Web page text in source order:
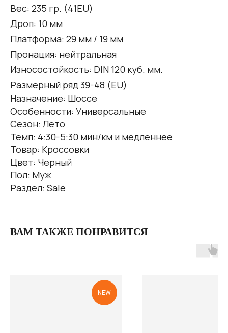
Вес: 235 гр. (41EU)
Дроп: 10 мм
Платформа: 29 мм / 19 мм
Пронация: нейтральная
Износостойкость: DIN 120 куб. мм.
Размерный ряд 39-48 (EU)
Назначение: Шоссе
Особенности: Универсальные
Сезон: Лето
Темп: 4:30-5:30 мин/км и медленнее
Товар: Кроссовки
Цвет: Черный
Пол: Муж
Раздел: Sale
ВАМ ТАКЖЕ ПОНРАВИТСЯ
NEW